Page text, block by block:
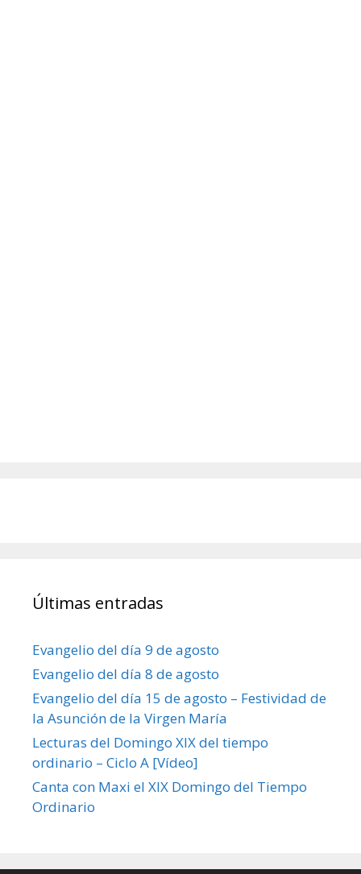
Últimas entradas
Evangelio del día 9 de agosto
Evangelio del día 8 de agosto
Evangelio del día 15 de agosto – Festividad de
la Asunción de la Virgen María
Lecturas del Domingo XIX del tiempo
ordinario – Ciclo A [Vídeo]
Canta con Maxi el XIX Domingo del Tiempo
Ordinario